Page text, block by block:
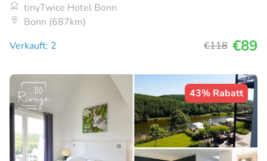
tinyTwice Hotel Bonn
Bonn (687km)
Verkauft: 2
€118 €89
43% Rabatt